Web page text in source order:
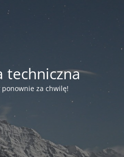
techniczna
ponownie za chwilę!